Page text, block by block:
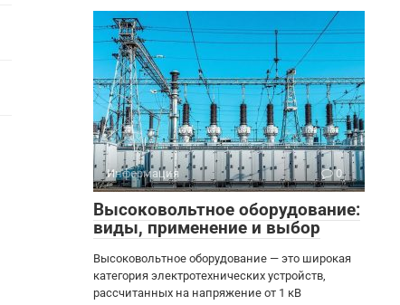
Информация 0
Высоковольтное оборудование:
виды, применение и выбор
Высоковольтное оборудование — это широкая
категория электротехнических устройств,
рассчитанных на напряжение от 1 кВ